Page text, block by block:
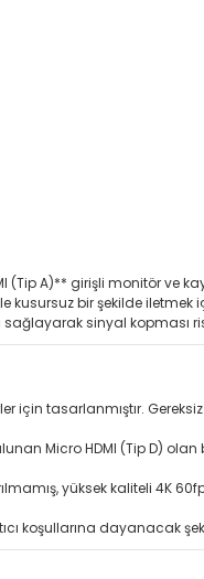
(Tip A)** girişli monitör ve
kusursuz bir şekilde
sağlayarak sinyal kopması
tasarlanmıştır. Gereksiz
Micro HDMI (Tip D)
yüksek kaliteli 4K
koşullarına dayanacak